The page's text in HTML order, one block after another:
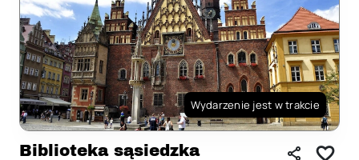
Wydarzenie jest w trakcie
Biblioteka sąsiedzka